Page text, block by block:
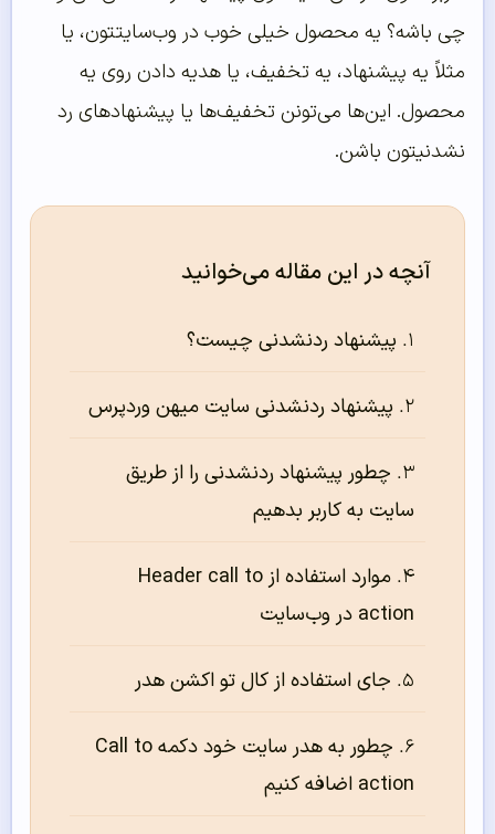
چی باشه؟ یه محصول خیلی خوب در وب‌سایتتون، یا
مثلاً یه پیشنهاد، یه تخفیف، یا هدیه دادن روی یه
محصول. این‌ها می‌تونن تخفیف‌ها یا پیشنهادهای رد
نشدنیتون باشن.
آنچه در این مقاله می‌خوانید
پیشنهاد ردنشدنی چیست؟
پیشنهاد ردنشدنی سایت میهن وردپرس
چطور پیشنهاد ردنشدنی را از طریق
سایت به کاربر بدهیم
موارد استفاده از Header call to
action در وب‌سایت
جای استفاده از کال تو اکشن هدر
چطور به هدر سایت خود دکمه Call to
action اضافه کنیم